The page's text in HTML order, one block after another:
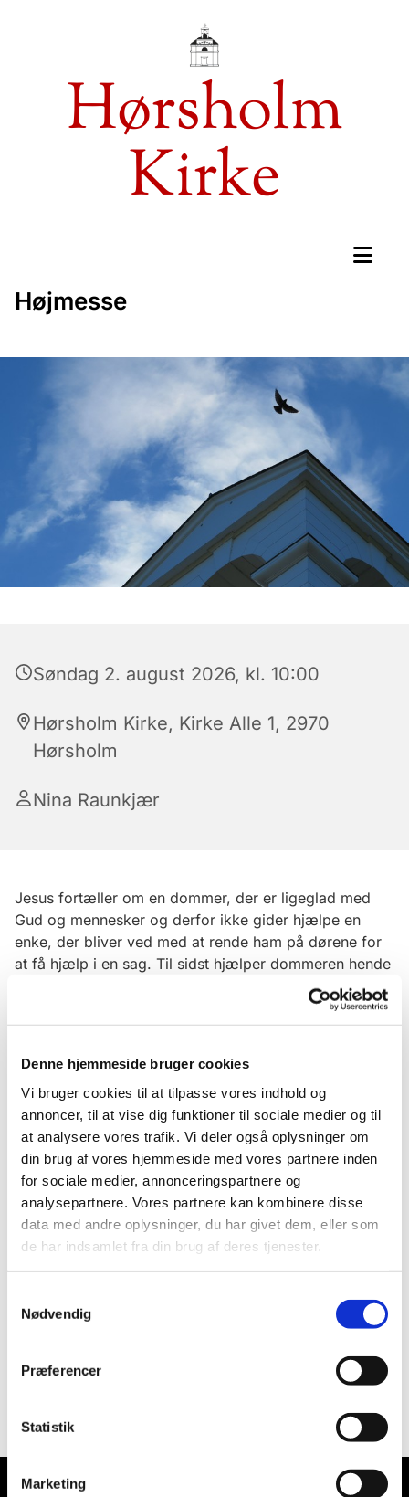
Denne hjemmeside bruger cookies
Vi bruger cookies til at tilpasse vores indhold og
annoncer, til at vise dig funktioner til sociale medier og til
at analysere vores trafik. Vi deler også oplysninger om
din brug af vores hjemmeside med vores partnere inden
for sociale medier, annonceringspartnere og
analysepartnere. Vores partnere kan kombinere disse
data med andre oplysninger, du har givet dem, eller som
de har indsamlet fra din brug af deres tjenester.
Nødvendig
Præferencer
Statistik
Marketing
Hørsholm
Kirke
Højmesse
Søndag 2. august 2026, kl. 10:00
Hørsholm Kirke, Kirke Alle 1, 2970
Hørsholm
Nina Raunkjær
Jesus fortæller om en dommer, der er ligeglad med
Gud og mennesker og derfor ikke gider hjælpe en
enke, der bliver ved med at rende ham på dørene for
at få hjælp i en sag. Til sidst hjælper dommeren hende
nu alligevel, men kun fordi han frygter, at enken ellers
ville komme og slå ham i ansigtet. Derfor skal vi blive
ved med at bede, siger Jesus, for når en ligeglad
meget mere vil Gud, der ikke er ligeglad, så ikke på et
tidspunkt hjælpe os!